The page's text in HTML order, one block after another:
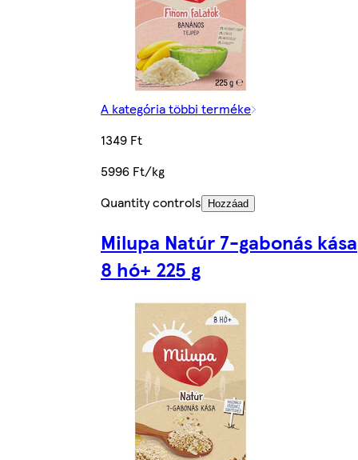
A kategória többi terméke
1349 Ft
5996 Ft/kg
Quantity controls
Hozzáad
Milupa Natúr 7-gabonás kása
8 hó+ 225 g